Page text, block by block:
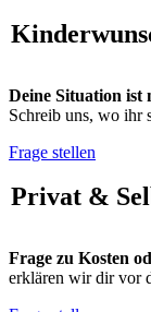
Deine Situation ist
Schreib uns, wo
Frage stellen
Privat &
Frage zu Kosten
erklären wir dir vor